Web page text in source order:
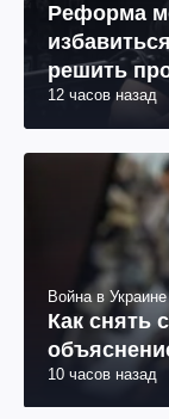
Реформа
решить
12 часов назад
Война в Украине
Как снять
10 часов назад